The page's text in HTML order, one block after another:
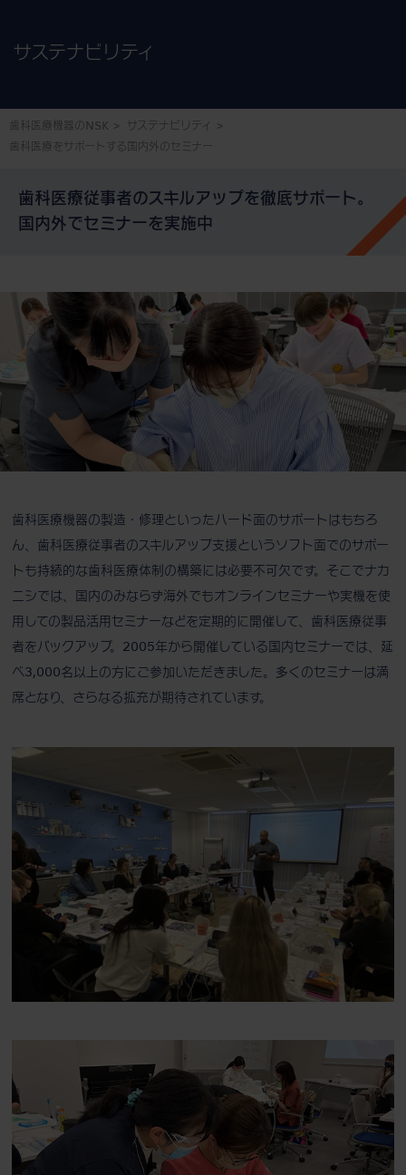
サステナビリティ
歯科医療機器のNSK
サステナビリティ
歯科医療をサポートする国内外のセミナー
歯科医療従事者のスキルアップを徹底サポート。
国内外でセミナーを実施中
歯科医療機器の製造・修理といったハード面のサポートはもちろ
ん、歯科医療従事者のスキルアップ支援というソフト面でのサポー
トも持続的な歯科医療体制の構築には必要不可欠です。そこでナカ
ニシでは、国内のみならず海外でもオンラインセミナーや実機を使
用しての製品活用セミナーなどを定期的に開催して、歯科医療従事
者をバックアップ。2005年から開催している国内セミナーでは、延
べ3,000名以上の方にご参加いただきました。多くのセミナーは満
席となり、さらなる拡充が期待されています。